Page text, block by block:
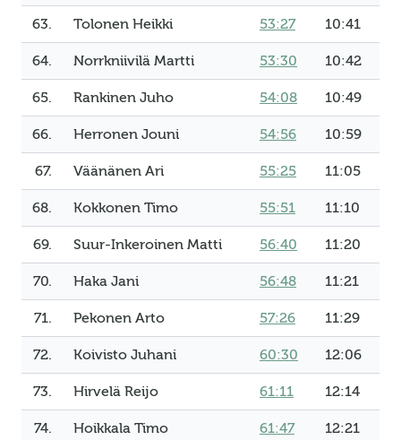
63. Tolonen Heikki 53:27 10:41
64. Norrkniivilä Martti 53:30 10:42
65. Rankinen Juho 54:08 10:49
66. Herronen Jouni 54:56 10:59
67. Väänänen Ari 55:25 11:05
68. Kokkonen Timo 55:51 11:10
69. Suur-Inkeroinen Matti 56:40 11:20
70. Haka Jani 56:48 11:21
71. Pekonen Arto 57:26 11:29
72. Koivisto Juhani 60:30 12:06
73. Hirvelä Reijo 61:11 12:14
74. Hoikkala Timo 61:47 12:21